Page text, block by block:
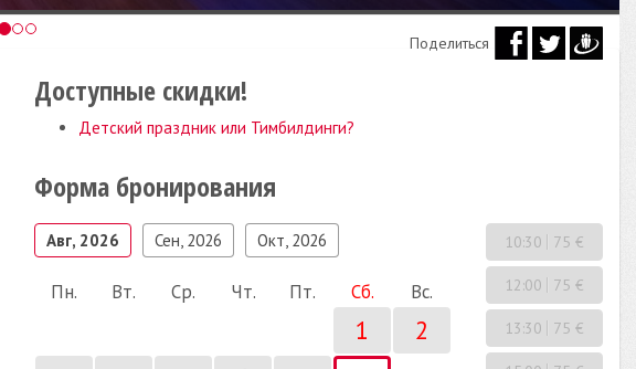
Поделиться
Доступные скидки!
Детский праздник или Тимбилдинги?
Форма бронирования
Авг, 2026 Сен, 2026 Окт, 2026
Пн. Вт. Ср. Чт. Пт. Сб. Вс.
1
2
10:30 75 €
12:00 75 €
13:30 75 €